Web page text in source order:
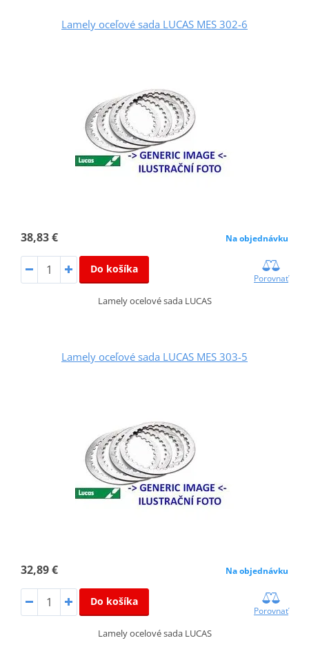
Lamely oceľové sada LUCAS MES 302-6
38,83 € Na objednávku
Do košíka
Porovnať
Lamely ocelové sada LUCAS
Lamely oceľové sada LUCAS MES 303-5
32,89 € Na objednávku
Do košíka
Porovnať
Lamely ocelové sada LUCAS